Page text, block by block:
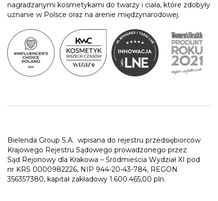
nagradzanymi kosmetykami do twarzy i ciała, które zdobyły
uznanie w Polsce oraz na arenie międzynarodowej.
Bielenda Group S.A. wpisana do rejestru przedsiębiorców
Krajowego Rejestru Sądowego prowadzonego przez
Sąd Rejonowy dla Krakowa – Śródmieścia Wydział XI pod
nr KRS 0000982226, NIP 944-20-43-784, REGON
356357380, kapitał zakładowy 1.600.465,00 pln.